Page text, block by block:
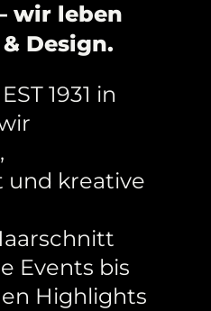
wir leben
Design.
1931 in
und kreative
Events bis
Highlights